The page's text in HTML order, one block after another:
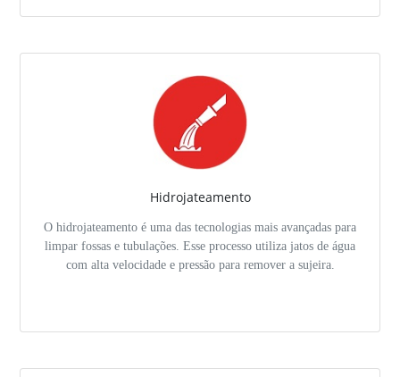
Hidrojateamento
O hidrojateamento é uma das tecnologias mais avançadas para
limpar fossas e tubulações. Esse processo utiliza jatos de água
com alta velocidade e pressão para remover a sujeira.